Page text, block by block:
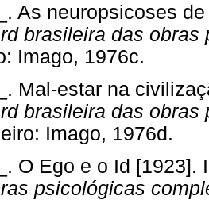
As neuropsicoses
brasileira das
Imago, 1976c.
Mal-estar na
brasileira das
Imago, 1976d.
O Ego e o Id
psicológicas